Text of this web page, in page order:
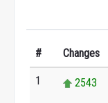
# Changes
1 2543